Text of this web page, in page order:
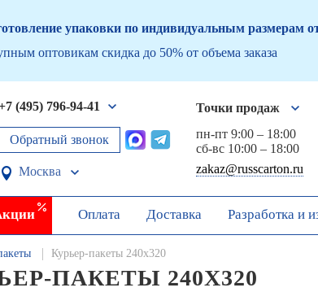
упаковки по индивидуальным размерам
оптовикам скидка до 50% от объема заказа
(495) 796-94-41
Обратный звонок
Москва
Точки продаж
пн-пт 9:00 – 18:00
сб-вс 10:00 – 18:00
zakaz@russcarton.ru
Оплата Доставка Разработка и
Курьер-пакеты 240х320
ПАКЕТЫ 240Х320